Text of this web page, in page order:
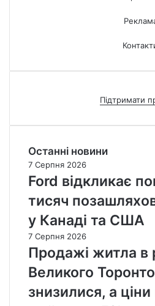
Підтримати
Останні новини
7 Серпня 2026
Ford відкликає
тисяч
у Канаді та США
7 Серпня 2026
Продажі житла в
Великого
знизилися, а